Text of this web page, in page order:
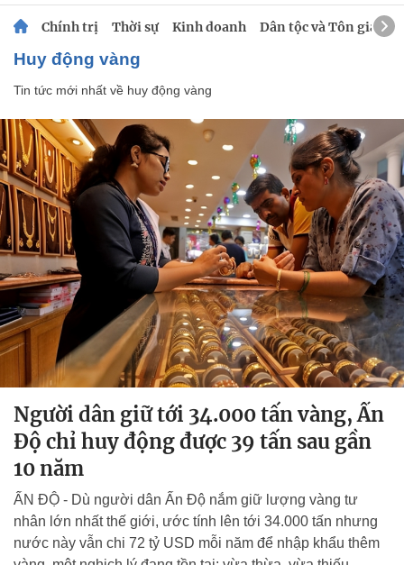
Chính trị Thời sự Kinh doanh Dân tộc và Tôn giáo
huy động vàng
Tin tức mới nhất về huy động vàng
Người dân giữ tới 34.000 tấn vàng, Ấn
Độ chỉ huy động được 39 tấn sau gần
10 năm
ẤN ĐỘ - Dù người dân Ấn Độ nắm giữ lượng vàng tư
nhân lớn nhất thế giới, ước tính lên tới 34.000 tấn nhưng
nước này vẫn chi 72 tỷ USD mỗi năm để nhập khẩu thêm